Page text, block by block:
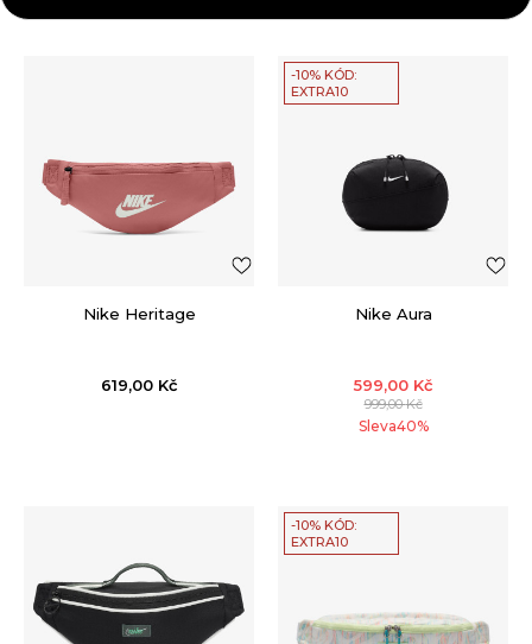
Nike Heritage
619,00 Kč
-10% KÓD:
EXTRA10
Nike Aura
599,00 Kč
999,00Kč
Sleva40%
-10% KÓD:
EXTRA10